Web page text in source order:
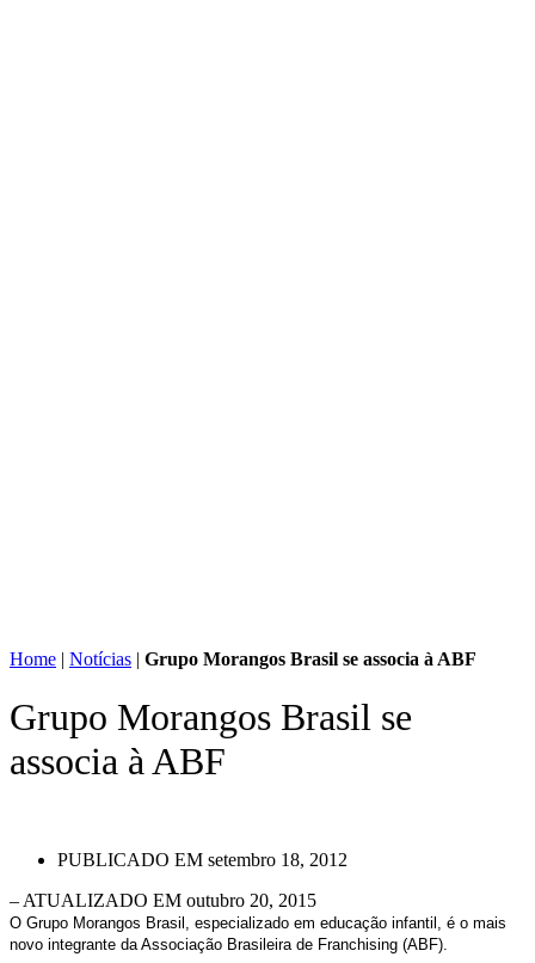
Home | Notícias | Grupo Morangos Brasil se associa à ABF
Grupo Morangos Brasil se
associa à ABF
PUBLICADO EM setembro 18, 2012
– ATUALIZADO EM outubro 20, 2015
O Grupo Morangos Brasil, especializado em educação infantil, é o mais
novo integrante da Associação Brasileira de Franchising (ABF).